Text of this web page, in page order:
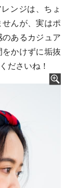
ンジは、ちょ
んが、実はポ
あるカジュア
かけずに垢抜
ださいね！